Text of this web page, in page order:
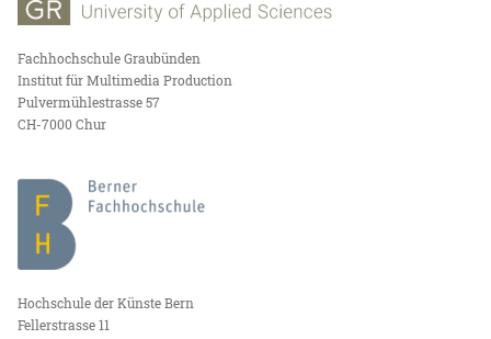
Fachhochschule Graubünden
Institut für Multimedia Production
Pulvermühlestrasse 57
CH-7000 Chur
Hochschule der Künste Bern
Fellerstrasse 11